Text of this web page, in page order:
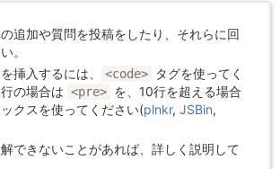
追加や質問を投稿をしたり、それらに回
。
挿入するには、
<code>
タグを使ってく
の場合は <pre> を、10行を超える場合
クスを使ってください(plnkr, JSBin,
できないことがあれば、詳しく説明して